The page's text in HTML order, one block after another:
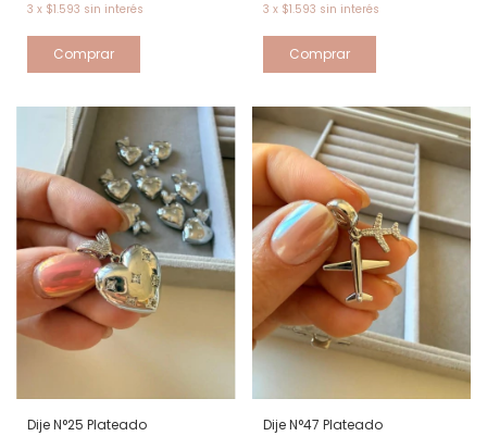
3 x $1.593 sin interés
3 x $1.593 sin interés
Dije N°25 Plateado Dije N°47 Plateado